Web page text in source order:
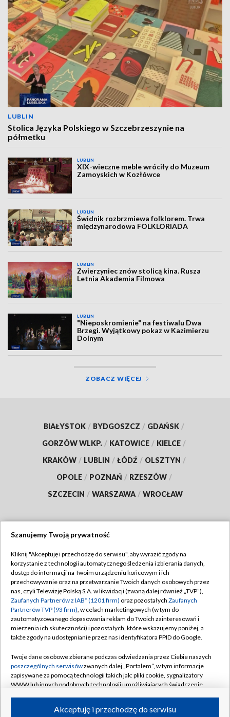
LUBLIN
Stolica Języka Polskiego w Szczebrzeszynie na
półmetku
LUBLIN
XIX-wieczne meble wróciły do Muzeum
Zamoyskich w Kozłówce
LUBLIN
Świdnik rozbrzmiewa folklorem. Trwa
międzynarodowa FOLKLORIADA
LUBLIN
Zwierzyniec znów stolicą kina. Rusza
Letnia Akademia Filmowa
LUBLIN
"Nieposkromienie" na festiwalu Dwa
Brzegi. Wyjątkowy pokaz w Kazimierzu
Dolnym
ZOBACZ WIĘCEJ
BIAŁYSTOK / BYDGOSZCZ / GDAŃSK /
GORZÓW WLKP. / KATOWICE / KIELCE /
KRAKÓW / LUBLIN / ŁÓDŹ / OLSZTYN /
OPOLE / POZNAŃ / RZESZÓW /
SZCZECIN / WARSZAWA / WROCŁAW
TVP
Abonament TVP
Emisja w TVP
Centrum informacji TVP
Naziemna Telewizja Cyfrowa
Rada Programowa
System NOS
Informacje o nadawcy
Program dla prasy
Regulamin TVP
Polityka prywatności
Moje zgody
Pomoc
Kontakt
Kanały
Szanujemy Twoją prywatność
Kliknij "Akceptuję i przechodzę do serwisu", aby wyrazić zgody na
korzystanie z technologii automatycznego śledzenia i zbierania danych,
dostęp do informacji na Twoim urządzeniu końcowym i ich
przechowywanie oraz na przetwarzanie Twoich danych osobowych przez
nas, czyli Telewizję Polską S.A. w likwidacji (zwaną dalej również „TVP”),
Zaufanych Partnerów z IAB* (1201 firm) oraz pozostałych Zaufanych
Partnerów TVP (93 firm), w celach marketingowych (w tym do
zautomatyzowanego dopasowania reklam do Twoich zainteresowań i
mierzenia ich skuteczności) i pozostałych, które wskazujemy poniżej, a
także zgody na udostępnianie przez nas identyfikatora PPID do Google.
Twoje dane osobowe zbierane podczas odwiedzania przez Ciebie naszych
poszczególnych serwisówzwanych dalej „Portalem”, w tym informacje
zapisywane za pomocą technologii takich jak: pliki cookie, sygnalizatory
WWW lub innych podobnych technologii umożliwiających świadczenie
ruchu w Internecie.Akceptuję i przechodzę do serwisu